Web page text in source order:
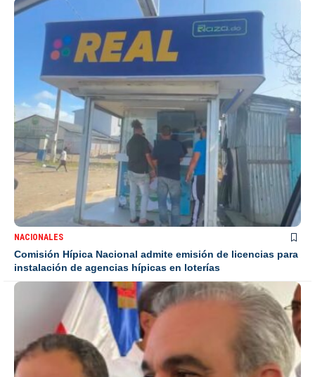
NACIONALES
Comisión Hípica Nacional admite emisión de licencias para
instalación de agencias hípicas en loterías